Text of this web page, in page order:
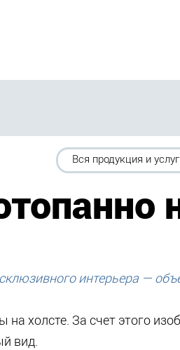
Вся продукция и
интерьера —
холсте. За счет этого
вид.